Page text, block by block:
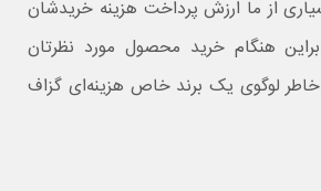
از ما ارزش پرداخت هزینه خریدشان
هنگام خرید محصول مورد نظرتان
لوگوی یک برند خاص هزینه‌ای گزاف